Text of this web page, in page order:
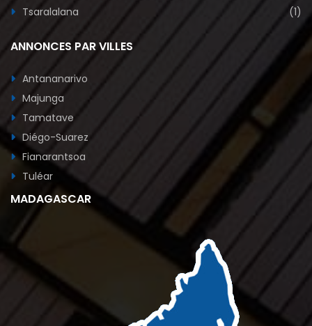
Tsaralalana
(1)
ANNONCES PAR VILLES
Antananarivo
Majunga
Tamatave
Diégo-Suarez
Fianarantsoa
Tuléar
MADAGASCAR